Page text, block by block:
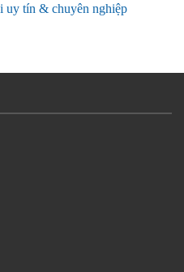
uy tín & chuyên nghiệp